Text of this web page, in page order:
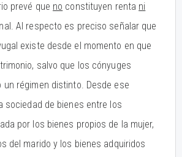
prevé que no constituyen renta ni
Al respecto es preciso señalar que
existe desde el momento en que
salvo que los cónyuges
un régimen distinto. Desde ese
sociedad de bienes entre los
por los bienes propios de la mujer,
del marido y los bienes adquiridos